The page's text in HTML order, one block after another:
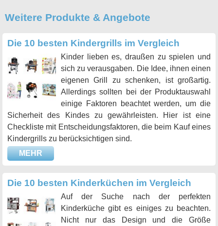
Wickey
HDPE-Lernmodul
rung Wickey
Weitere Produkte & Angebote
Die 10 besten Kindergrills im Vergleich
Kinder lieben es, draußen zu spielen und
sich zu verausgaben. Die Idee, ihnen einen
eigenen Grill zu schenken, ist großartig.
Allerdings sollten bei der Produktauswahl
einige Faktoren beachtet werden, um die
Sicherheit des Kindes zu gewährleisten. Hier ist eine
Checkliste mit Entscheidungsfaktoren, die beim Kauf eines
Kindergrills zu berücksichtigen sind.
MEHR
Die 10 besten Kinderküchen im Vergleich
Auf der Suche nach der perfekten
Kinderküche gibt es einiges zu beachten.
Nicht nur das Design und die Größe